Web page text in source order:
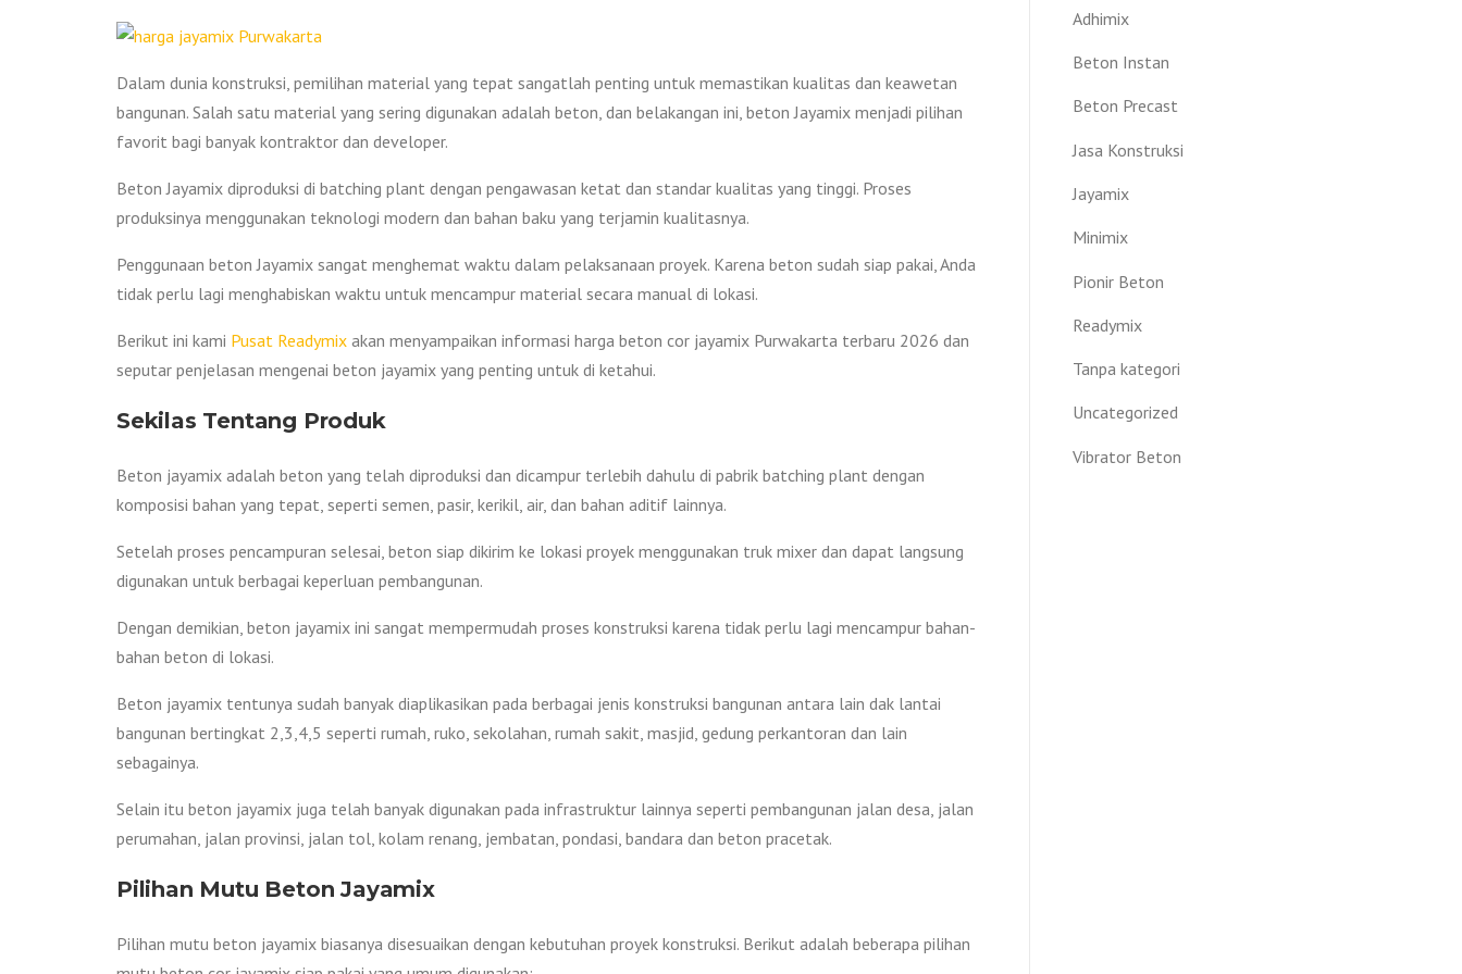
Dalam dunia konstruksi, pemilihan material yang tepat sangatlah penting untuk memastikan kualitas dan keawetan
bangunan. Salah satu material yang sering digunakan adalah beton, dan belakangan ini, beton Jayamix menjadi pilihan
favorit bagi banyak kontraktor dan developer.
Beton Jayamix diproduksi di batching plant dengan pengawasan ketat dan standar kualitas yang tinggi. Proses
produksinya menggunakan teknologi modern dan bahan baku yang terjamin kualitasnya.
Penggunaan beton Jayamix sangat menghemat waktu dalam pelaksanaan proyek. Karena beton sudah siap pakai, Anda
tidak perlu lagi menghabiskan waktu untuk mencampur material secara manual di lokasi.
Berikut ini kami Pusat Readymix akan menyampaikan informasi harga beton cor jayamix Purwakarta terbaru 2026 dan
seputar penjelasan mengenai beton jayamix yang penting untuk di ketahui.
Sekilas Tentang Produk
Beton jayamix adalah beton yang telah diproduksi dan dicampur terlebih dahulu di pabrik batching plant dengan
komposisi bahan yang tepat, seperti semen, pasir, kerikil, air, dan bahan aditif lainnya.
Setelah proses pencampuran selesai, beton siap dikirim ke lokasi proyek menggunakan truk mixer dan dapat langsung
digunakan untuk berbagai keperluan pembangunan.
Dengan demikian, beton jayamix ini sangat mempermudah proses konstruksi karena tidak perlu lagi mencampur bahan-
bahan beton di lokasi.
Beton jayamix tentunya sudah banyak diaplikasikan pada berbagai jenis konstruksi bangunan antara lain dak lantai
bangunan bertingkat 2,3,4,5 seperti rumah, ruko, sekolahan, rumah sakit, masjid, gedung perkantoran dan lain
sebagainya.
Selain itu beton jayamix juga telah banyak digunakan pada infrastruktur lainnya seperti pembangunan jalan desa, jalan
perumahan, jalan provinsi, jalan tol, kolam renang, jembatan, pondasi, bandara dan beton pracetak.
Pilihan Mutu Beton Jayamix
Pilihan mutu beton jayamix biasanya disesuaikan dengan kebutuhan proyek konstruksi. Berikut adalah beberapa pilihan
Adhimix
Beton Instan
Beton Precast
Jasa Konstruksi
Jayamix
Minimix
Pionir Beton
Readymix
Tanpa kategori
Uncategorized
Vibrator Beton